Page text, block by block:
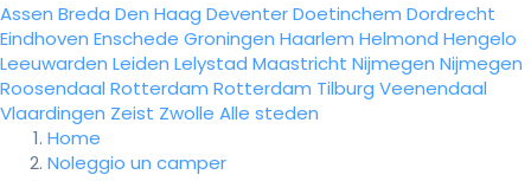
Assen Breda Den Haag DeventerDoetinchem Dordrecht
Eindhoven Enschede Groningen Haarlem Helmond Hengelo
Leeuwarden Leiden Lelystad Maastricht Nijmegen Nijmegen
Roosendaal Rotterdam Rotterdam Tilburg Veenendaal
Vlaardingen Zeist Zwolle Alle steden
Home
Noleggio un camper